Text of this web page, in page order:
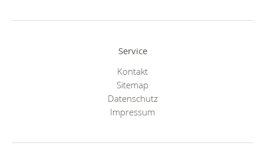
Service
Kontakt
Sitemap
Datenschutz
Impressum